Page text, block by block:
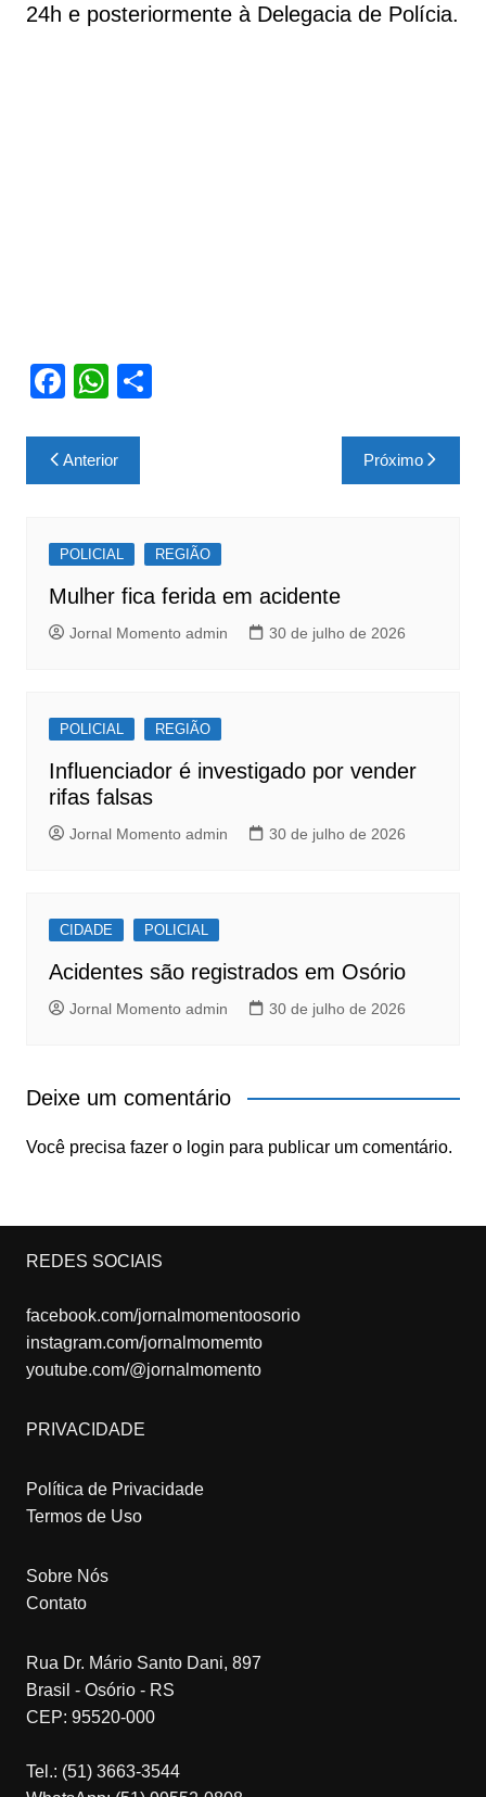
24h e posteriormente à Delegacia de Polícia.
F
c
e
o
o
k
W
at
s
p
p
S
Navegação
de
Anterior Próximo
POLICIAL REGIÃO
Mulher fica ferida em acidente
Jornal Momento admin 30 de julho de 2026
POLICIAL REGIÃO
Influenciador é investigado por vender
rifas falsas
Jornal Momento admin 30 de julho de 2026
CIDADE POLICIAL
Acidentes são registrados em Osório
Jornal Momento admin 30 de julho de 2026
Deixe um comentário
Você precisa fazer o login para publicar um comentário.
REDES SOCIAIS
facebook.com/jornalmomentoosorio
instagram.com/jornalmomemto
youtube.com/@jornalmomento
PRIVACIDADE
Política de Privacidade
Termos de Uso
Sobre Nós
Contato
Rua Dr. Mário Santo Dani, 897
Brasil - Osório - RS
CEP: 95520-000
Tel.: (51) 3663-3544